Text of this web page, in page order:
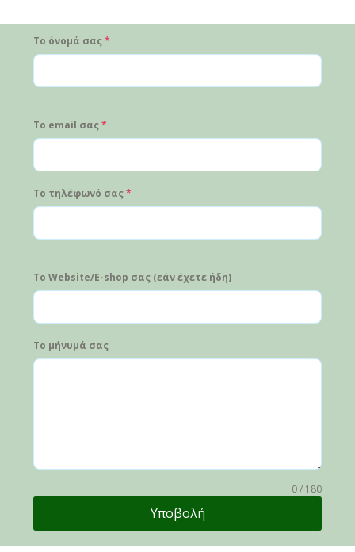
Το όνομά σας *
Το email σας *
Το τηλέφωνό σας *
Το Website/E-shop σας (εάν έχετε ήδη)
Το μήνυμά σας
0 / 180
Υποβολή